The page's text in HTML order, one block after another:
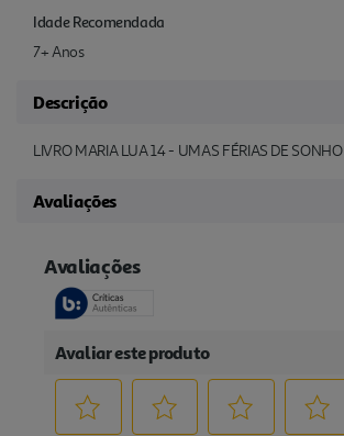
Idade Recomendada
7+ Anos
Descrição
LIVRO MARIA LUA 14 - UMAS FÉRIAS DE SONHO
Avaliações